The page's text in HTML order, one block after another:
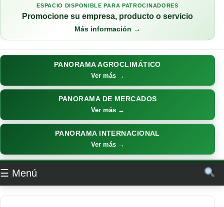
ESPACIO DISPONIBLE PARA PATROCINADORES
Promocione su empresa, producto o servicio
Más información →
PANORAMA AGROCLIMÁTICO
Ver más →
PANORAMA DE MERCADOS
Ver más →
PANORAMA INTERNACIONAL
Ver más →
☰ Menú